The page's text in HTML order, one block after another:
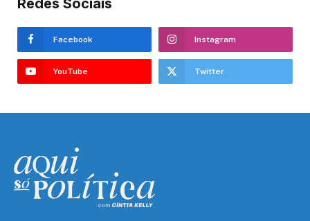
Facebook Instagram
YouTube Twitter